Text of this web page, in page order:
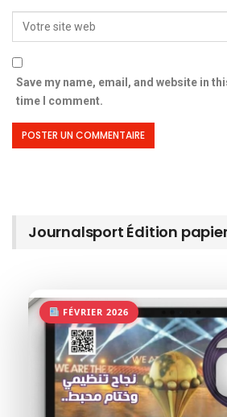
Save my name, email, and website in
time I comment.
Journalsport Édition
FÉVRIER 2026